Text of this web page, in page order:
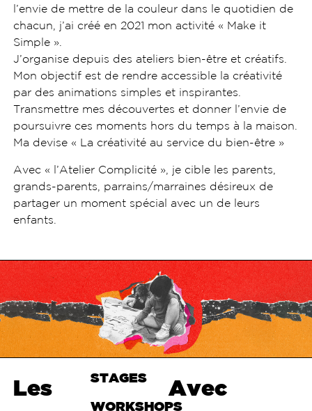
l’envie de mettre de la couleur dans le quotidien de
chacun, j’ai créé en 2021 mon activité « Make it
Simple ».
J’organise depuis des ateliers bien-être et créatifs.
Mon objectif est de rendre accessible la créativité
par des animations simples et inspirantes.
Transmettre mes découvertes et donner l’envie de
poursuivre ces moments hors du temps à la maison.
Ma devise « La créativité au service du bien-être »
Avec « l’Atelier Complicité », je cible les parents,
grands-parents, parrains/marraines désireux de
partager un moment spécial avec un de leurs
enfants.
Les
STAGES
WORKSHOPS
Avec